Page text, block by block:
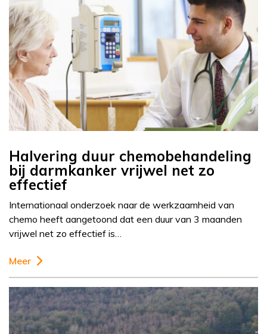
Halvering duur chemobehandeling
bij darmkanker vrijwel net zo
effectief
Internationaal onderzoek naar de werkzaamheid van
chemo heeft aangetoond dat een duur van 3 maanden
vrijwel net zo effectief is…
Meer